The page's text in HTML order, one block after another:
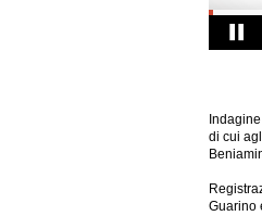
di cui
Guarino